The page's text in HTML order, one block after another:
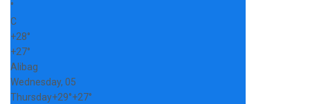
°
C
+28°
+27°
Alibag
Wednesday, 05
Thursday+29°+27°